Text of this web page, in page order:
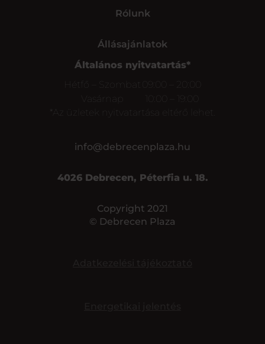
Rólunk
Állásajánlatok
Általános nyitvatartás*
Hétfő – Szombat
09:00 – 20:00
Vasárnap
*Az üzletek nyitvatartása eltérő lehet.
info@debrecenplaza.hu
4026 Debrecen, Péterfia u. 18.
Copyright 2021
© Debrecen Plaza